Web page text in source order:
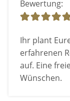
Bewertung:
Ihr plant
erfahrenen
auf. Eine
Wünschen.